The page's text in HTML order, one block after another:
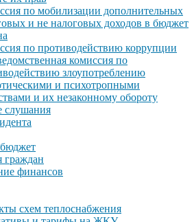
по мобилизации дополнительных
и не налоговых доходов в бюджет
по противодействию коррупции
комиссия по
злоупотреблению
и психотропными
и их незаконному обороту
слушания
граждан
финансов
схем теплоснабжения